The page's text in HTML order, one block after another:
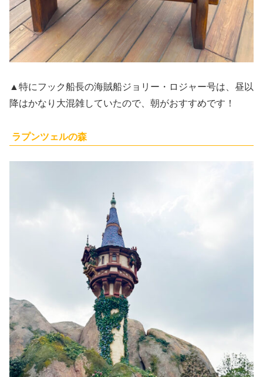
▲特にフック船長の海賊船ジョリー・ロジャー号は、昼以
降はかなり大混雑していたので、朝がおすすめです！
ラプンツェルの森